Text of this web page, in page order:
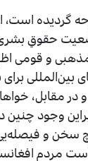
است،
حقوقِ بشری
و قومی اظهار
بین‌المللی
در مقابل،
وجود
سخن و
مردم